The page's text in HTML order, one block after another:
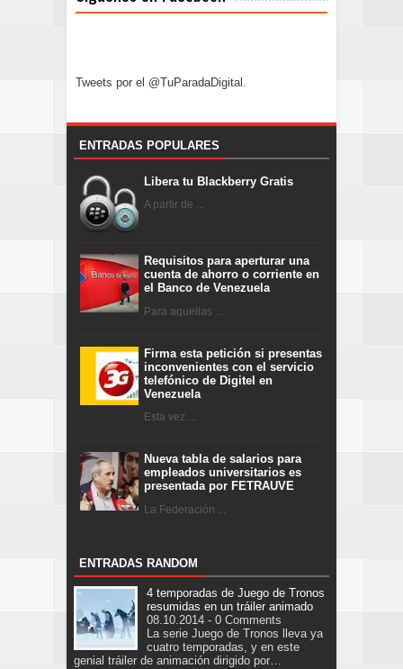
Tweets por el @TuParadaDigital.
ENTRADAS POPULARES
Libera tu Blackberry Gratis
A partir de ...
Requisitos para aperturar una
cuenta de ahorro o corriente en
el Banco de Venezuela
Para aquellas ...
Firma esta petición si presentas
inconvenientes con el servicio
telefónico de Digitel en
Venezuela
Esta vez ...
Nueva tabla de salarios para
empleados universitarios es
presentada por FETRAUVE
La Federación ...
ENTRADAS RANDOM
4 temporadas de Juego de Tronos
resumidas en un tráiler animado
08.10.2014 - 0 Comments
La serie Juego de Tronos lleva ya
cuatro temporadas, y en este
genial tráiler de animación dirigido por…